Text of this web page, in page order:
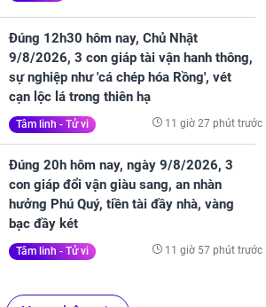
Đúng 12h30 hôm nay, Chủ Nhật
9/8/2026, 3 con giáp tài vận hanh thông,
sự nghiệp như 'cá chép hóa Rồng', vét
cạn lộc lá trong thiên hạ
Tâm linh - Tử vi 11 giờ 27 phút trước
Đúng 20h hôm nay, ngày 9/8/2026, 3
con giáp đổi vận giàu sang, an nhàn
hưởng Phú Quý, tiền tài đầy nhà, vàng
bạc đầy két
Tâm linh - Tử vi 11 giờ 57 phút trước